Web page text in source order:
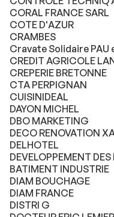
CORAL FRANCE SARL
COTE D'AZUR
CRAMBES
Cravate Solidaire PAU
CREDIT AGRICOLE
CREPERIE BRETONNE
CTA PERPIGNAN
CUISINIDEAL
DAYON MICHEL
DBO MARKETING
DECO RENOVATION
DELHOTEL
DEVELOPPEMENT
BATIMENT INDUSTRIE
DIAM BOUCHAGE
DIAM FRANCE
DISTRI G